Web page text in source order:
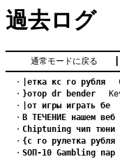
過去ログ
Ｐａ
通常モードに戻る
・
|етка кс го рубля
・ }отор dr bender
・
|от игры играть бе
・ B ТЕЧЕНИЕ нашем веб
・ Chiptuning чип тюни
・ {с го рулетка рубля
・ SОП-10 Gambling пар